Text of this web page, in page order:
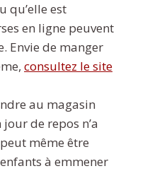
qu’elle est
en ligne peuvent
Envie de manger
consultez le site
au magasin
de repos n’a
même être
à emmener